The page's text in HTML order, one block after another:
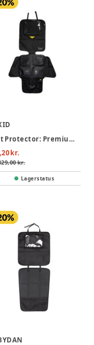
Seat Protector: Premium 3-in-1 Rear-facing
kr.
kr.
Lagerstatus